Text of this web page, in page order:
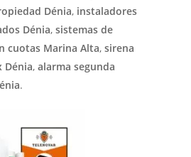
Dénia, instaladores
Dénia,sistemas de
cuotas Marina Alta,sirena
Dénia,alarma segunda
.